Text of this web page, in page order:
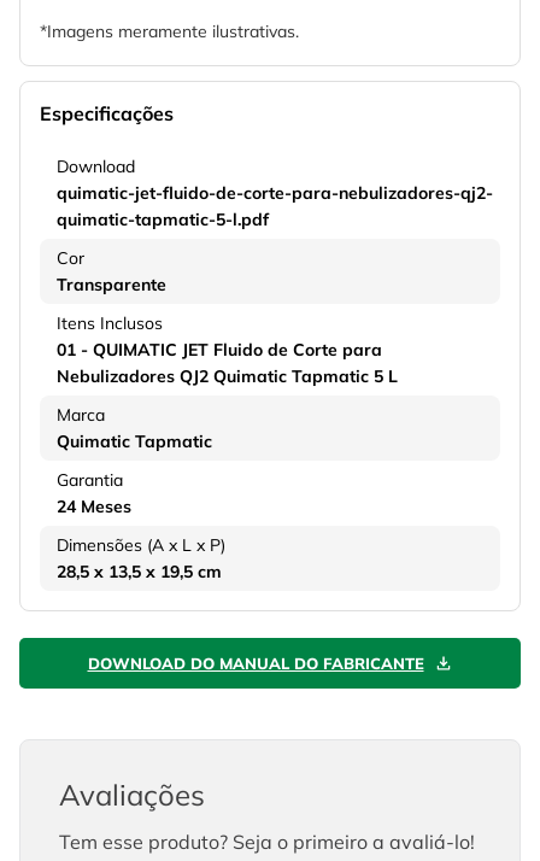
*Imagens meramente ilustrativas.
Especificações
Download
quimatic-jet-fluido-de-corte-para-nebulizadores-qj2-
quimatic-tapmatic-5-l.pdf
Cor
Transparente
Itens Inclusos
01 - QUIMATIC JET Fluido de Corte para
Nebulizadores QJ2 Quimatic Tapmatic 5 L
Marca
Quimatic Tapmatic
Garantia
24 Meses
Dimensões (A x L x P)
28,5 x 13,5 x 19,5 cm
DOWNLOAD DO MANUAL DO FABRICANTE
Avaliações
Tem esse produto? Seja o primeiro a avaliá-lo!